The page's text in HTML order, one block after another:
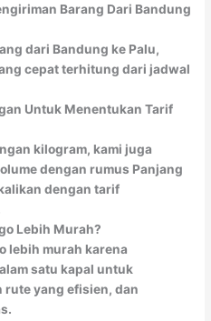
Barang Dari Bandung
dari Bandung ke Palu,
cepat terhitung dari jadwal
Untuk Menentukan Tarif
kilogram, kami juga
dengan rumus Panjang
dengan tarif
Lebih Murah?
lebih murah karena
satu kapal untuk
yang efisien, dan